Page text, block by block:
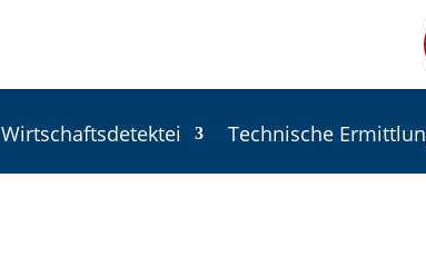
Wirtschaftsdetektei Technische